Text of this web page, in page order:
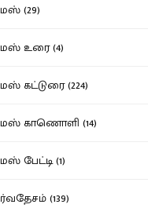
(29)
உரை (4)
கட்டுரை (224)
காணொளி (14)
பேட்டி (1)
(139)